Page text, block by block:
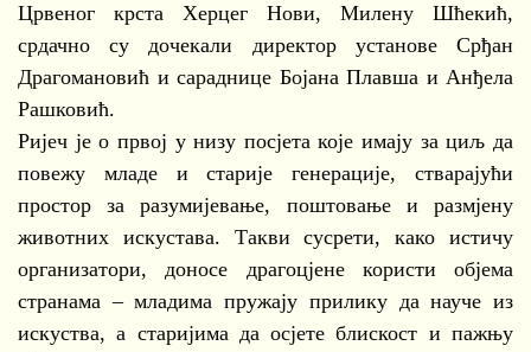
Црвеног крста Херцег Нови, Милену Шћекић,
срдачно су дочекали директор установе Срђан
Драгомановић и сараднице Бојана Плавша и Анђела
Рашковић.
Ријеч је о првој у низу посјета које имају за циљ да
повежу младе и старије генерације, стварајући
простор за разумијевање, поштовање и размјену
животних искустава. Такви сусрети, како истичу
организатори, доносе драгоцјене користи објема
странама – младима пружају прилику да науче из
искуства, а старијима да осјете блискост и пажњу